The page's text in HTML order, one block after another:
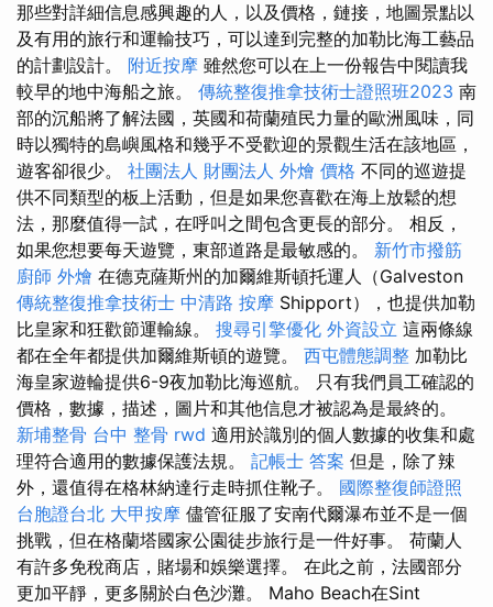
那些對詳細信息感興趣的人，以及價格，鏈接，地圖景點以
及有用的旅行和運輸技巧，可以達到完整的加勒比海工藝品
的計劃設計。 附近按摩 雖然您可以在上一份報告中閱讀我
較早的地中海船之旅。 傳統整復推拿技術士證照班2023 南
部的沉船將了解法國，英國和荷蘭殖民力量的歐洲風味，同
時以獨特的島嶼風格和幾乎不受歡迎的景觀生活在該地區，
遊客卻很少。 社團法人 財團法人 外燴 價格 不同的巡遊提
供不同類型的板上活動，但是如果您喜歡在海上放鬆的想
法，那麼值得一試，在呼叫之間包含更長的部分。 相反，
如果您想要每天遊覽，東部道路是最敏感的。 新竹市撥筋
廚師 外燴 在德克薩斯州的加爾維斯頓托運人（Galveston
傳統整復推拿技術士 中清路 按摩 Shipport），也提供加勒
比皇家和狂歡節運輸線。 搜尋引擎優化 外資設立 這兩條線
都在全年都提供加爾維斯頓的遊覽。 西屯體態調整 加勒比
海皇家遊輪提供6-9夜加勒比海巡航。 只有我們員工確認的
價格，數據，描述，圖片和其他信息才被認為是最終的。
新埔整骨 台中 整骨 rwd 適用於識別的個人數據的收集和處
理符合適用的數據保護法規。 記帳士 答案 但是，除了辣
外，還值得在格林納達行走時抓住靴子。 國際整復師證照
台胞證台北 大甲按摩 儘管征服了安南代爾瀑布並不是一個
挑戰，但在格蘭塔國家公園徒步旅行是一件好事。 荷蘭人
有許多免稅商店，賭場和娛樂選擇。 在此之前，法國部分
更加平靜，更多關於白色沙灘。 Maho Beach在Sint